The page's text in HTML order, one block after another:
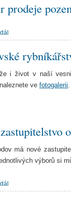
prodeje
i život v naší
ve fotogalerii.
má nové
výborů si